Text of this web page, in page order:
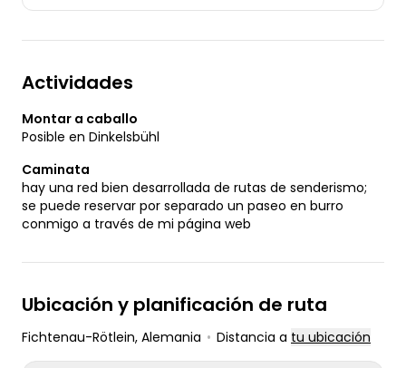
Actividades
Montar a caballo
Posible en Dinkelsbühl
Caminata
hay una red bien desarrollada de rutas de senderismo;
se puede reservar por separado un paseo en burro
conmigo a través de mi página web
Ubicación y planificación de ruta
Fichtenau-Rötlein, Alemania • Distancia a tu ubicación